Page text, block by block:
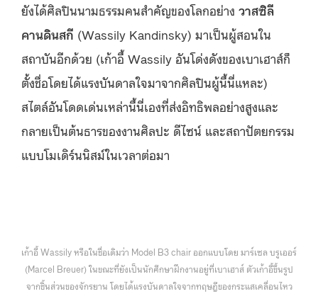
ยังได้ศิลปินนามธรรมคนสำคัญของโลกอย่าง วาสซิลี
คานดินสกี (Wassily Kandinsky) มาเป็นผู้สอนใน
สถาบันอีกด้วย (เก้าอี้ Wassily อันโด่งดังของเบาเฮาส์ก็
ตั้งชื่อโดยได้แรงบันดาลใจมาจากศิลปินผู้นี้นี่แหละ)
สไตล์อันโดดเด่นเหล่านี้นี่เองที่ส่งอิทธิพลอย่างสูงและ
กลายเป็นต้นธารของงานศิลปะ ดีไซน์ และสถาปัตยกรรม
แบบโมเดิร์นนิสม์ในเวลาต่อมา
เก้าอี้ Wassily หรือในชื่อเดิมว่า Model B3 chair ออกแบบโดย มาร์เซล บรูเออร์
(Marcel Breuer) ในขณะที่ยังเป็นนักศึกษาฝึกงานอยู่ที่เบาเฮาส์ ตัวเก้าอี้ขึ้นรูป
จากชิ้นส่วนของจักรยาน โดยได้แรงบันดาลใจจากทฤษฎีของกระแสเคลื่อนไหว